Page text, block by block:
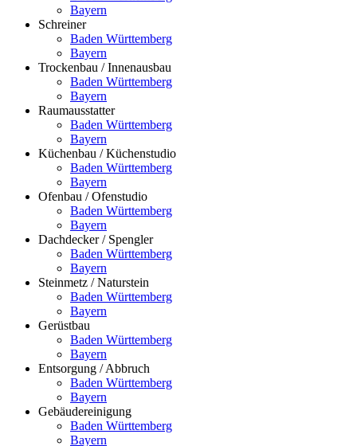
Bayern
Schreiner
Baden Württemberg
Bayern
Trockenbau / Innenausbau
Baden Württemberg
Bayern
Raumausstatter
Baden Württemberg
Bayern
Küchenbau / Küchenstudio
Baden Württemberg
Bayern
Ofenbau / Ofenstudio
Baden Württemberg
Bayern
Dachdecker / Spengler
Baden Württemberg
Bayern
Steinmetz / Naturstein
Baden Württemberg
Bayern
Gerüstbau
Baden Württemberg
Bayern
Entsorgung / Abbruch
Baden Württemberg
Bayern
Gebäudereinigung
Baden Württemberg
Bayern